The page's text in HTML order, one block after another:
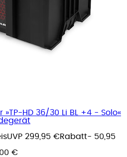
HD 36/30 Li BL +4 - Solo«
UVP 299,95 €Rabatt- 50,95
€